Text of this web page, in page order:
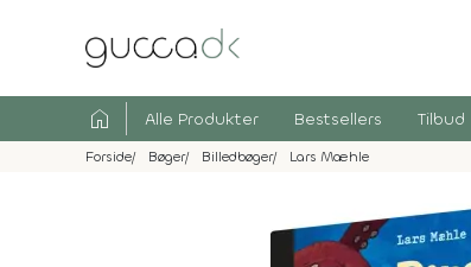
home Alle Produkter Bestsellers Tilbud
Forside Bøger Billedbøger Lars Mæhle